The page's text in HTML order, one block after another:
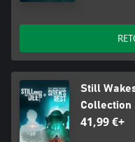
Still
Collection
41,99 €+